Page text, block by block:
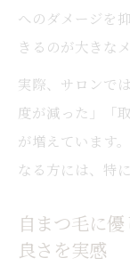
へのダメージを
きるのが大きな
実際、サロンで
度が減った」「
が増えています
なる方には、特
自まつ毛に
良さを実感